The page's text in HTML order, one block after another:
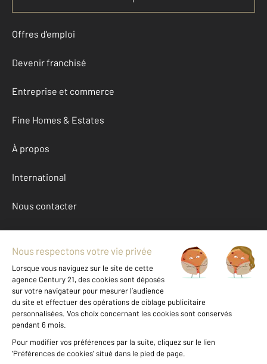
Offres d'emploi
Devenir franchisé
Entreprise et commerce
Fine Homes & Estates
À propos
International
Nous contacter
Mentions légales & CGU et Barèmes d'honoraires
Données personnelles
Gestionnaire des cookies
Achat appartement autour de PARIS (75014)